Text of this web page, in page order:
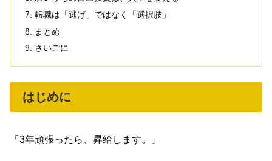
転職は「逃げ」ではなく「選択肢」
まとめ
さいごに
はじめに
「3年頑張ったら、昇給します。」